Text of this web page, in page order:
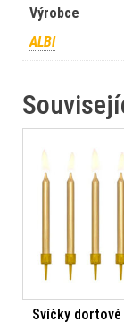
Výrobce
ALBI
Svíčky